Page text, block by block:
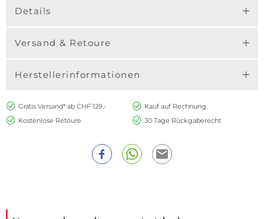
Details
Versand & Retoure
Herstellerinformationen
Gratis Versand* ab CHF 129.-
Kauf auf Rechnung
Kostenlose Retoure
30 Tage Rückgaberecht